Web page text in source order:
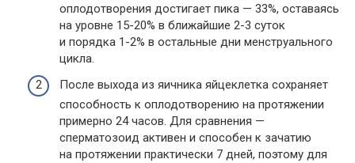
оплодотворения достигает пика — 33%, оставаясь
на уровне 15-20% в ближайшие 2-3 суток
и порядка 1-2% в остальные дни менструального
цикла.
После выхода из яичника яйцеклетка сохраняет
способность к оплодотворению на протяжении
примерно 24 часов. Для сравнения —
сперматозоид активен и способен к зачатию
на протяжении практически 7 дней, поэтому для